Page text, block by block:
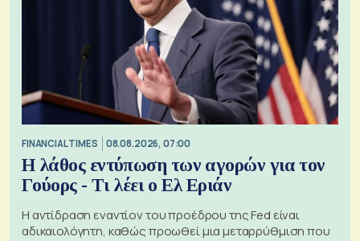
FINANCIAL TIMES 08.08.2026, 07:00
Η λάθος εντύπωση των αγορών για τον
Γούορς - Τι λέει ο Ελ Εριάν
Η αντίδραση εναντίον του προέδρου της Fed είναι
αδικαιολόγητη, καθώς προωθεί μια μεταρρύθμιση που